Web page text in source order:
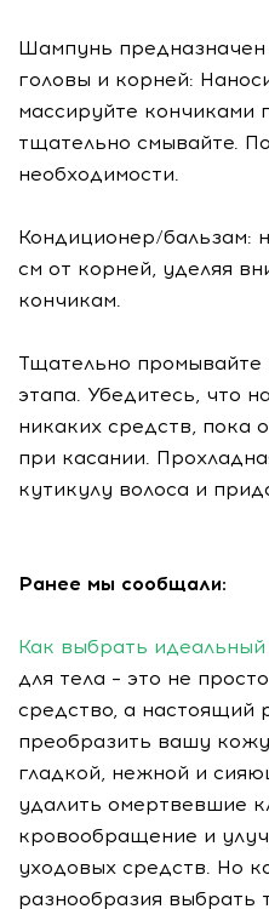
Шампунь
головы и корней:
массируйте кончиками
тщательно смывайте.
необходимости.
Кондиционер/бальзам:
см от корней, уделяя
кончикам.
Тщательно промывайте
этапа. Убедитесь, что
никаких средств, пока
при касании.
кутикулу волоса и
Ранее мы сообщали:
Как выбрать
для тела – это не
средство, а настоящий
преобразить вашу
гладкой, нежной и
удалить омертвевшие
кровообращение и
уходовых средств. Но
разнообразия выбрать